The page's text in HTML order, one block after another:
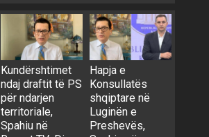
Kundërshtimet
ndaj draftit të PS
për ndarjen
territoriale,
Spahiu në
Hapja e
Konsullatës
shqiptare në
Luginën e
Preshevës,